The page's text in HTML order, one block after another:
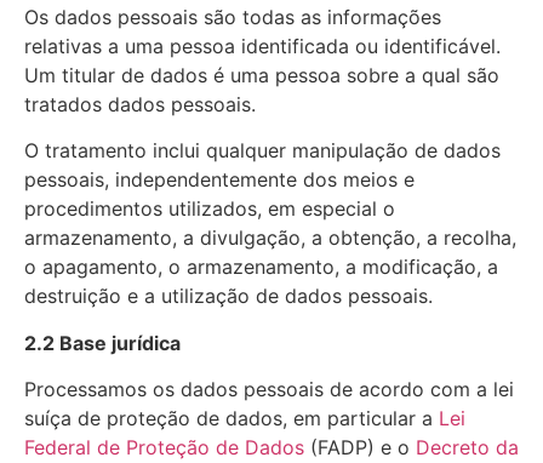
Os dados pessoais são todas as informações
relativas a uma pessoa identificada ou identificável.
Um titular de dados é uma pessoa sobre a qual são
tratados dados pessoais.
O tratamento inclui qualquer manipulação de dados
pessoais, independentemente dos meios e
procedimentos utilizados, em especial o
armazenamento, a divulgação, a obtenção, a recolha,
o apagamento, o armazenamento, a modificação, a
destruição e a utilização de dados pessoais.
2.2 Base jurídica
Processamos os dados pessoais de acordo com a lei
suíça de proteção de dados, em particular a Lei
Federal de Proteção de Dados (FADP) e o Decreto da